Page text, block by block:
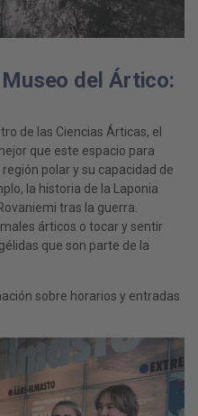
del Ártico:
de las Ciencias Árticas, el
que este espacio para
polar y su capacidad de
la historia de la Laponia
tras la guerra.
árticos o tocar y sentir
que son parte de la
sobre horarios y entradas